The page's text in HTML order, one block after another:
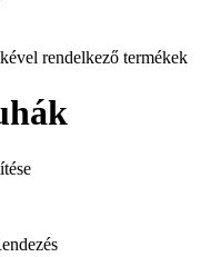
rendelkező termékek